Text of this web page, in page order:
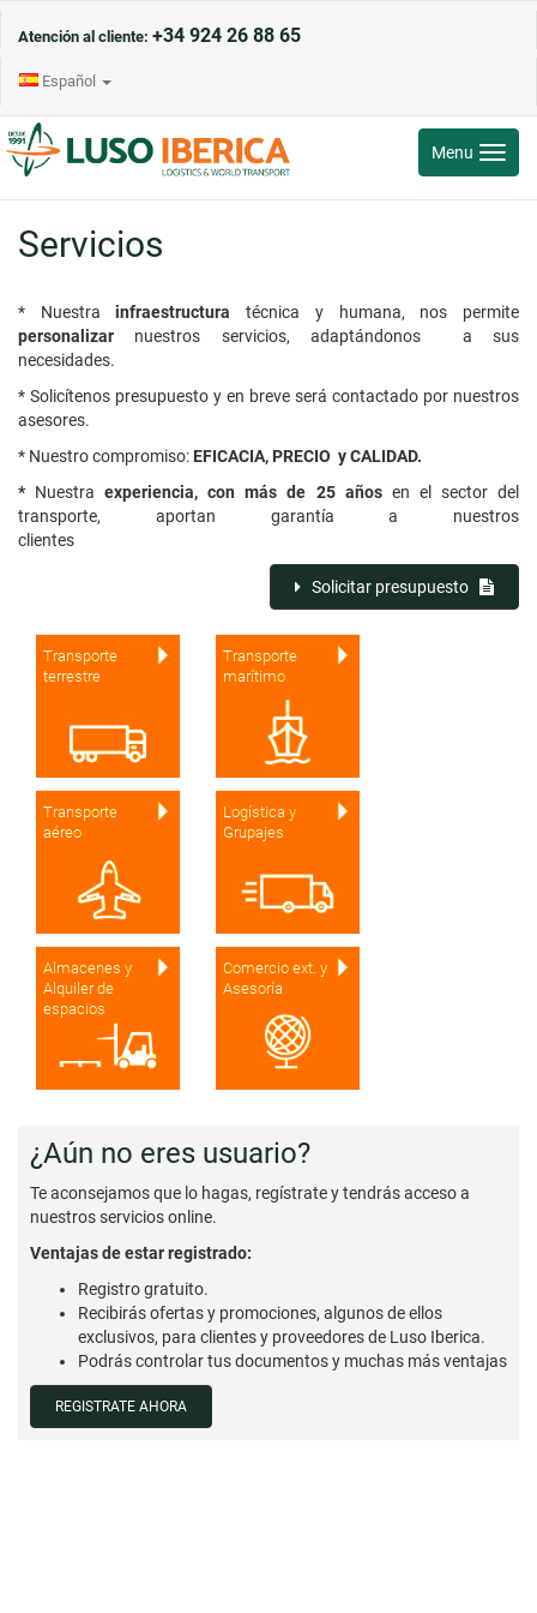
Atención al cliente: +34 924 26 88 65
Español
Toggle
Menu
Servicios
* Nuestrainfraestructura técnica y humana, nos permite
personalizar nuestros servicios, adaptándonos a sus
necesidades.
* Solicítenos presupuesto y en breve será contactado por nuestros
asesores.
* Nuestro compromiso: EFICACIA, PRECIO y CALIDAD.
* Nuestraexperiencia, con más de 25 añosen el sector del
transporte, aportan garantía a nuestros
clientes
Solicitar presupuesto
Transporte
terrestre
Transporte
marítimo
Transporte
aéreo
Logística y
Grupajes
Almacenes y
Alquiler de
espacios
Comercio ext. y
Asesoría
¿Aún no eres usuario?
Te aconsejamos que lo hagas, regístrate y tendrás acceso a
nuestros servicios online.
Ventajas de estar registrado:
Registro gratuito.
Recibirás ofertas y promociones, algunos de ellos
exclusivos, para clientes y proveedores de Luso Iberica.
Podrás controlar tus documentos y muchas más ventajas
REGISTRATE AHORA